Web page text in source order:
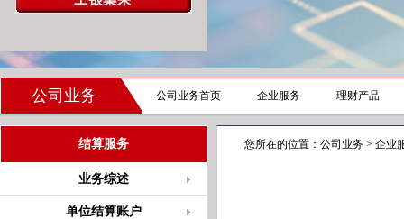
公司业务 公司业务首页 企业服务 理财产品
结算服务
业务综述
单位结算账户
您所在的位置： 公司业务 > 企业